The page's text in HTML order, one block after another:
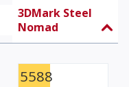
3DMark Steel
Nomad
5588